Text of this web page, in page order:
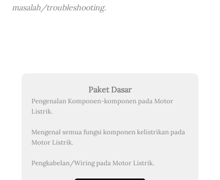
masalah/troubleshooting.
Paket Dasar
Pengenalan Komponen-komponen pada Motor
Listrik.
Mengenal semua fungsi komponen kelistrikan pada
Motor Listrik.
Pengkabelan/Wiring pada Motor Listrik.